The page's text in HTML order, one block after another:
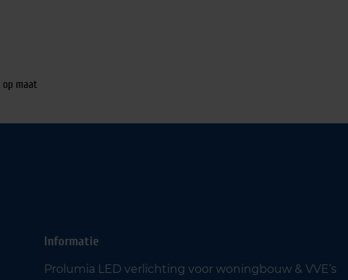
op maat
Informatie
Prolumia LED verlichting voor woningbouw & VVE’s